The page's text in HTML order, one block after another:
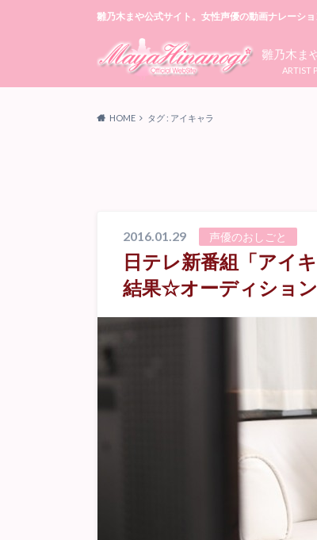
雛乃木まや公式サイト。女性声優の動画ナレーシ
ARTIST
雛乃木ま
HOME タグ : アイキャラ
2016.01.29 声優のおしごと
日テレ新番組「アイ
結果☆オーディショ